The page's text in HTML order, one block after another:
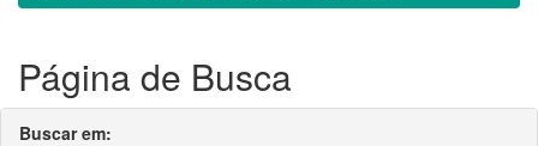
Página de Busca
Buscar em: